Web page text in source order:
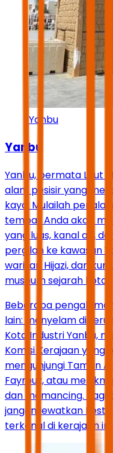
Yanbu
Yanbu
Yanbu, permata Laut
alam pesisir yang
kaya. Mulailah
tempat Anda akan
yang luas, kanal air,
pergilah ke kawasan
warisan Hijazi, dan
museum sejarah kota.
Beberapa
lain: menyelam di
Kota Industri Yanbu,
Komisi Kerajaan yang
mengunjungi Taman
Fayrouz, atau
dan memancing. Bagi
jangan lewatkan
terkenal di kerajaan ini.